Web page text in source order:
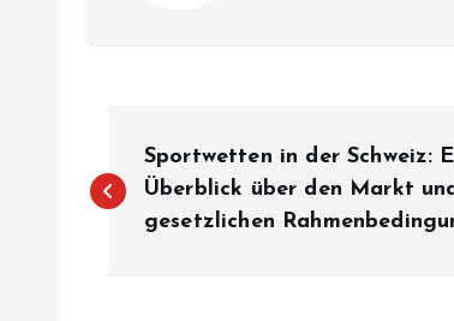
o
Sportwetten in der Schweiz:
Überblick über den Markt
gesetzlichen